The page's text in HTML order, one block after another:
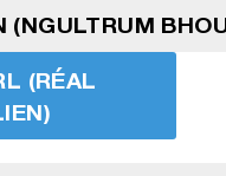
(NGULTRUM
(RÉAL